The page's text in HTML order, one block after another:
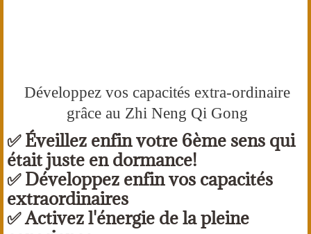
Développez vos capacités extra-ordinaire
grâce au Zhi Neng Qi Gong
✅ Éveillez enfin votre 6ème sens qui
était juste en dormance!
✅ Développez enfin vos capacités
extraordinaires
✅ Activez l'énergie de la pleine